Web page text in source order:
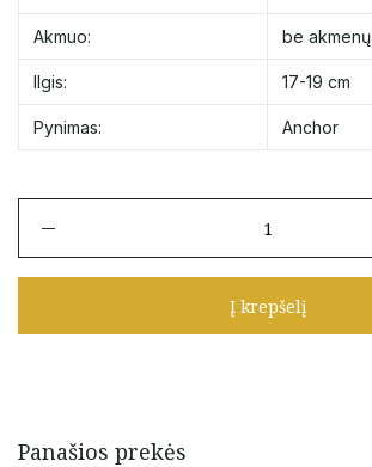
Akmuo: be akmenų
Ilgis: 17-19 cm
Pynimas: Anchor
Auksinė
žvaigždėmis
Į krepšelį
Panašios prekės